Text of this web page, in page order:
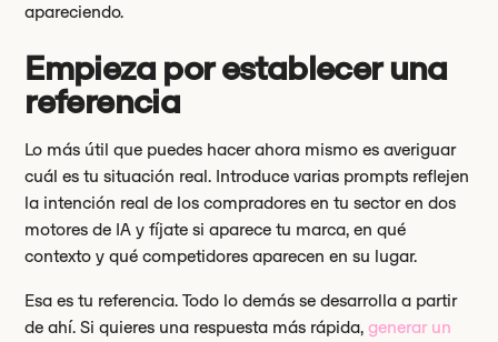
apareciendo.
Empieza por establecer una
referencia
Lo más útil que puedes hacer ahora mismo es averiguar
cuál es tu situación real. Introduce varias prompts reflejen
la intención real de los compradores en tu sector en dos
motores de IA y fíjate si aparece tu marca, en qué
contexto y qué competidores aparecen en su lugar.
Esa es tu referencia. Todo lo demás se desarrolla a partir
de ahí. Si quieres una respuesta más rápida,generar un